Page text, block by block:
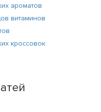
ароматов
витаминов
кроссовок